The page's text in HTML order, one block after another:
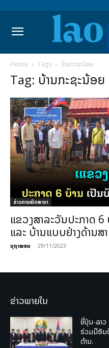
Home Tags ບ້ານກະຊະນ້ອຍ
Tag: ບ້ານກະຊະນ້ອຍ
ຂ່າວການພັດທະນາ
ແຂວງສາລະວັນປະກາດ
ແລະ ບ້ານແບບຢ່າງດ້ານສ
ນຸຖາພອນ - 29/11/2023
ຂ່າວພາຍໃນ
ຍີ່ປຸ່ນ-ລາວ
ຮ່ວມມືອັນ
ດ້ານ.